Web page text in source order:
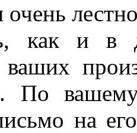
как и в
ваших
По
на